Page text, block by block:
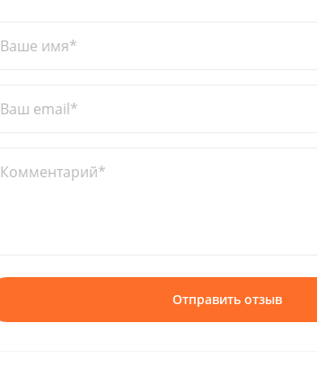
Ваше имя*
Ваш email*
Комментарий*
Отправить отзыв